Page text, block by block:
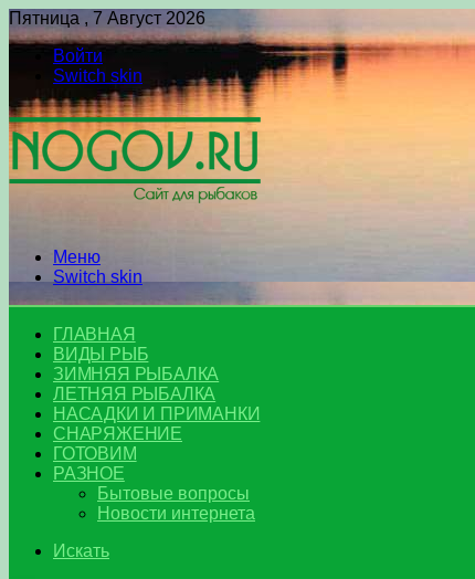
Пятница , 7 Август 2026
Войти
Switch skin
Меню
Switch skin
ГЛАВНАЯ
ВИДЫ РЫБ
ЗИМНЯЯ РЫБАЛКА
ЛЕТНЯЯ РЫБАЛКА
НАСАДКИ И ПРИМАНКИ
СНАРЯЖЕНИЕ
ГОТОВИМ
РАЗНОЕ
Бытовые вопросы
Новости интернета
Искать